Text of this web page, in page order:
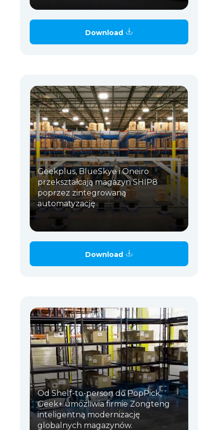
Download
Geekplus, BlueSkye i Oneiro
przekształcają magazyn SHIP8
poprzez zintegrowaną
automatyzację
Download
Od Shelf-to-person do PopPick,
Geek+ umożliwia firmie Zongteng
inteligentną modernizację
globalnych magazynów.